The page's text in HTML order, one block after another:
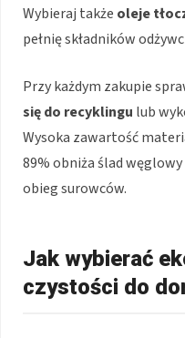
Wybieraj także oleje
pełnię składników
Przy każdym zakupie
się do recyklingu lub
Wysoka zawartość
89% obniża ślad
obieg surowców.
Jak wybierać
czystości do